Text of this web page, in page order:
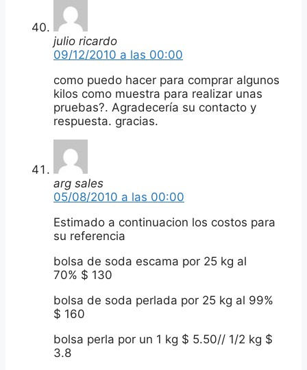
julio ricardo
09/12/2010 a las 00:00
como puedo hacer para comprar algunos
kilos como muestra para realizar unas
pruebas?. Agradecería su contacto y
respuesta. gracias.
arg sales
05/08/2010 a las 00:00
Estimado a continuacion los costos para
su referencia
bolsa de soda escama por 25 kg al
70% $ 130
bolsa de soda perlada por 25 kg al 99%
$ 160
bolsa perla por un 1 kg $ 5.50// 1/2 kg $
3.8